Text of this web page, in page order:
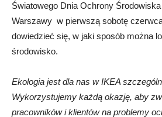
Światowego Dnia Ochrony
Warszawy w pierwszą sobotę
dowiedzieć się, w jaki sposób można
środowisko.
Ekologia jest dla nas w IKEA
Wykorzystujemy każdą okazję, aby
pracowników i klientów na problemy